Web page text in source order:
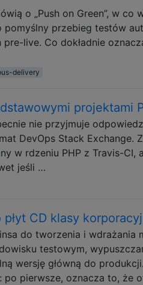
o „Push on Green”, w co
przebieg testów
live. Co dokładnie
delivery
projektami
nie przyjmuje
DevOps Stack Exchange.
w rdzeniu PHP z Travis-CI,
jeśli …
CD klasy
do tworzenia i wdrażania
testowym,
wersję główną do
pierwsze, oznacza to, że